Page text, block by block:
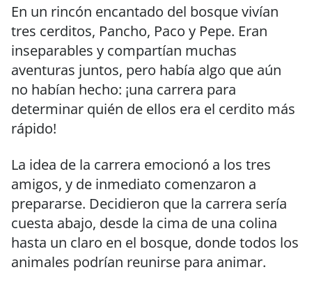
En un rincón encantado del bosque vivían
tres cerditos, Pancho, Paco y Pepe. Eran
inseparables y compartían muchas
aventuras juntos, pero había algo que aún
no habían hecho: ¡una carrera para
determinar quién de ellos era el cerdito más
rápido!
La idea de la carrera emocionó a los tres
amigos, y de inmediato comenzaron a
prepararse. Decidieron que la carrera sería
cuesta abajo, desde la cima de una colina
hasta un claro en el bosque, donde todos los
animales podrían reunirse para animar.